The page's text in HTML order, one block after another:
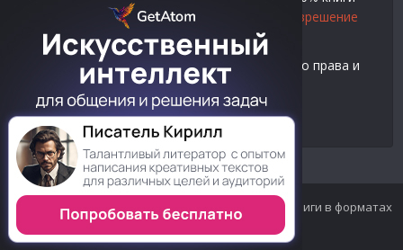
взятой у нашего партнера Официальное разрешение
на использование материалов Litres.
Контакты для связи по вопросам авторского права и
рекламы:
E-mail:admin@lifeinbooks.net
© 2012-2024 LifeInBooks.net - Скачать бесплатно книги в форматах